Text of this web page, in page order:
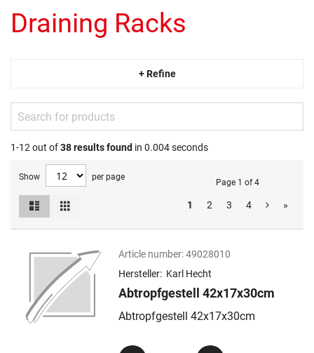
Draining Racks
+ Refine
1-12 out of38results found in 0.004 seconds
Show per page
Page 1 of 4
1 2 3 4 »
View
as
Article number:49028010
Hersteller: Karl Hecht
Abtropfgestell 42x17x30cm
Abtropfgestell 42x17x30cm